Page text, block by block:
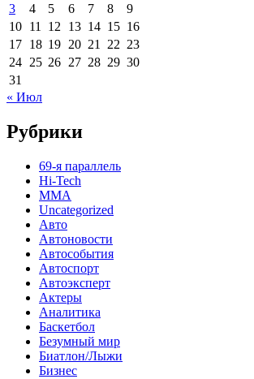
3
4 5 6 7 8
9
10 11 12 13 14 15 16
17 18 19 20 21 22 23
24 25 26 27 28 29 30
31
« Июл
Рубрики
69-я параллель
Hi-Tech
MMA
Uncategorized
Авто
Автоновости
Автособытия
Автоспорт
Автоэксперт
Актеры
Аналитика
Баскетбол
Безумный мир
Биатлон/Лыжи
Бизнес